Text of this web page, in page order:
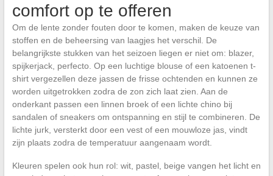
comfort op te offeren
Om de lente zonder fouten door te komen, maken de keuze van
stoffen en de beheersing van laagjes het verschil. De
belangrijkste stukken van het seizoen liegen er niet om: blazer,
spijkerjack, perfecto. Op een luchtige blouse of een katoenen t-
shirt vergezellen deze jassen de frisse ochtenden en kunnen ze
worden uitgetrokken zodra de zon zich laat zien. Aan de
onderkant passen een linnen broek of een lichte chino bij
sandalen of sneakers om ontspanning en stijl te combineren. De
lichte jurk, versterkt door een vest of een mouwloze jas, vindt
zijn plaats zodra de temperatuur aangenaam wordt.
Kleuren spelen ook hun rol: wit, pastel, beige vangen het licht en